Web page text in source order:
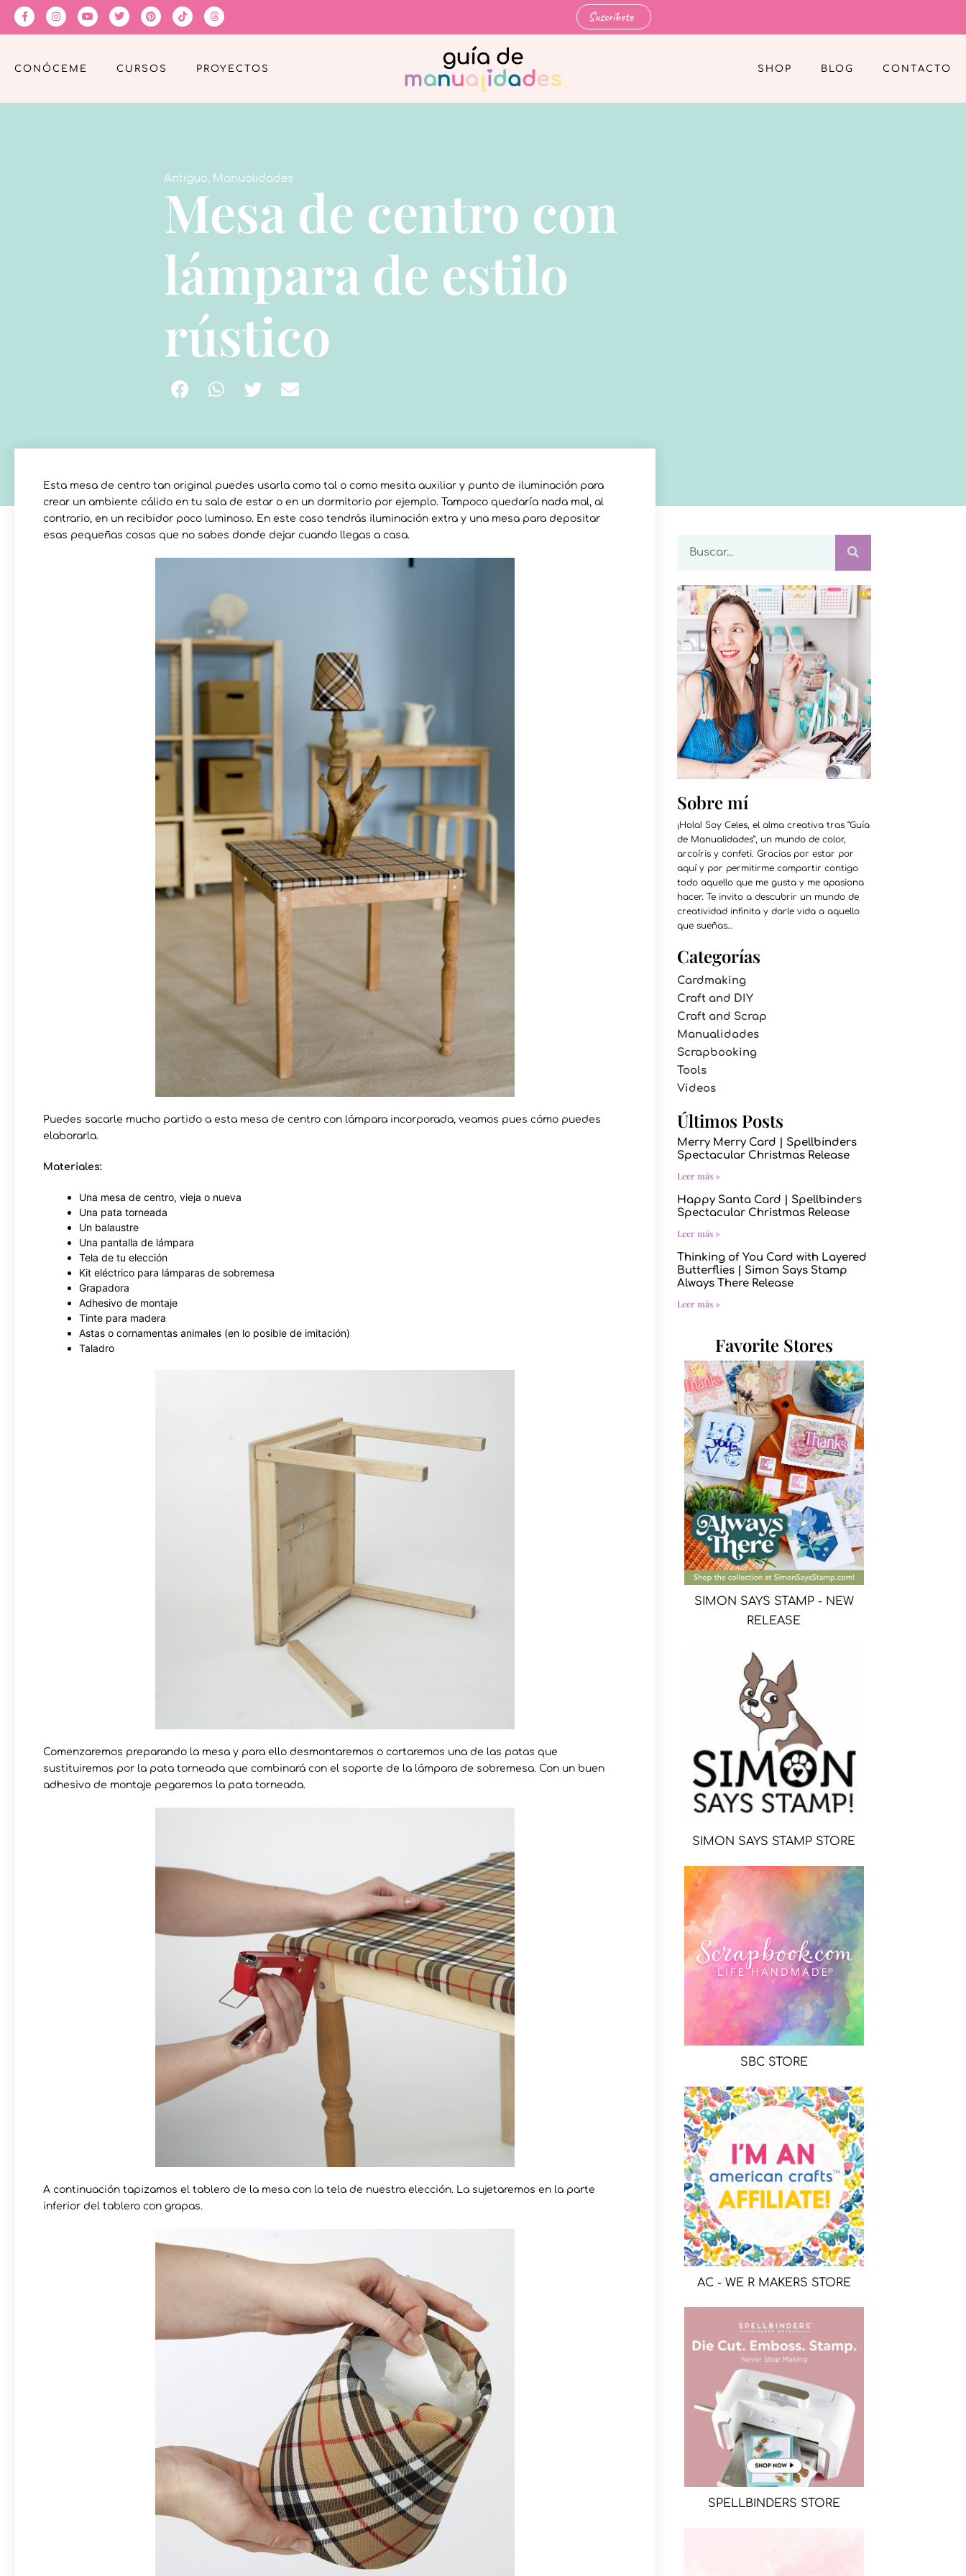
Suscríbete
CONÓCEME CURSOS PROYECTOS SHOP BLOG CONTACTO
Antiguo, Manualidades
Mesa de centro con
lámpara de estilo
rústico
Esta mesa de centro tan original puedes usarla como tal o como mesita auxiliar y punto de iluminación para
crear un ambiente cálido en tu sala de estar o en un dormitorio por ejemplo. Tampoco quedaría nada mal, al
contrario, en un recibidor poco luminoso. En este caso tendrás iluminación extra y una mesa para depositar
esas pequeñas cosas que no sabes donde dejar cuando llegas a casa.
Puedes sacarle mucho partido a esta mesa de centro con lámpara incorporada, veamos pues cómo puedes
elaborarla.
Materiales:
Una mesa de centro, vieja o nueva
Una pata torneada
Un balaustre
Una pantalla de lámpara
Tela de tu elección
Kit eléctrico para lámparas de sobremesa
Grapadora
Adhesivo de montaje
Tinte para madera
Astas o cornamentas animales (en lo posible de imitación)
Taladro
Comenzaremos preparando la mesa y para ello desmontaremos o cortaremos una de las patas que
sustituiremos por la pata torneada que combinará con el soporte de la lámpara de sobremesa. Con un buen
adhesivo de montaje pegaremos la pata torneada.
A continuación tapizamos el tablero de la mesa con la tela de nuestra elección. La sujetaremos en la parte
inferior del tablero con grapas.
Sobre mí
¡Hola! Soy Celes, el alma creativa tras “Guía
de Manualidades”, un mundo de color,
arcoíris y confeti. Gracias por estar por
aquí y por permitirme compartir contigo
todo aquello que me gusta y me apasiona
hacer. Te invito a descubrir un mundo de
creatividad infinita y darle vida a aquello
que sueñas…
Categorías
Cardmaking
Craft and DIY
Craft and Scrap
Manualidades
Scrapbooking
Tools
Videos
Últimos Posts
Merry Merry Card | Spellbinders
Spectacular Christmas Release
Leer más »
Happy Santa Card | Spellbinders
Spectacular Christmas Release
Leer más »
Thinking of You Card with Layered
Butterflies | Simon Says Stamp
Always There Release
Leer más »
Favorite Stores
SIMON SAYS STAMP - NEW
RELEASE
SIMON SAYS STAMP STORE
SBC STORE
AC - WE R MAKERS STORE
SPELLBINDERS STORE